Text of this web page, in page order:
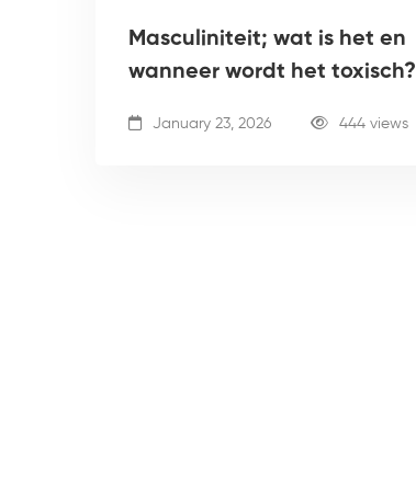
Masculiniteit; wat is het en
wanneer wordt het toxisch?
January 23, 2026 444 views